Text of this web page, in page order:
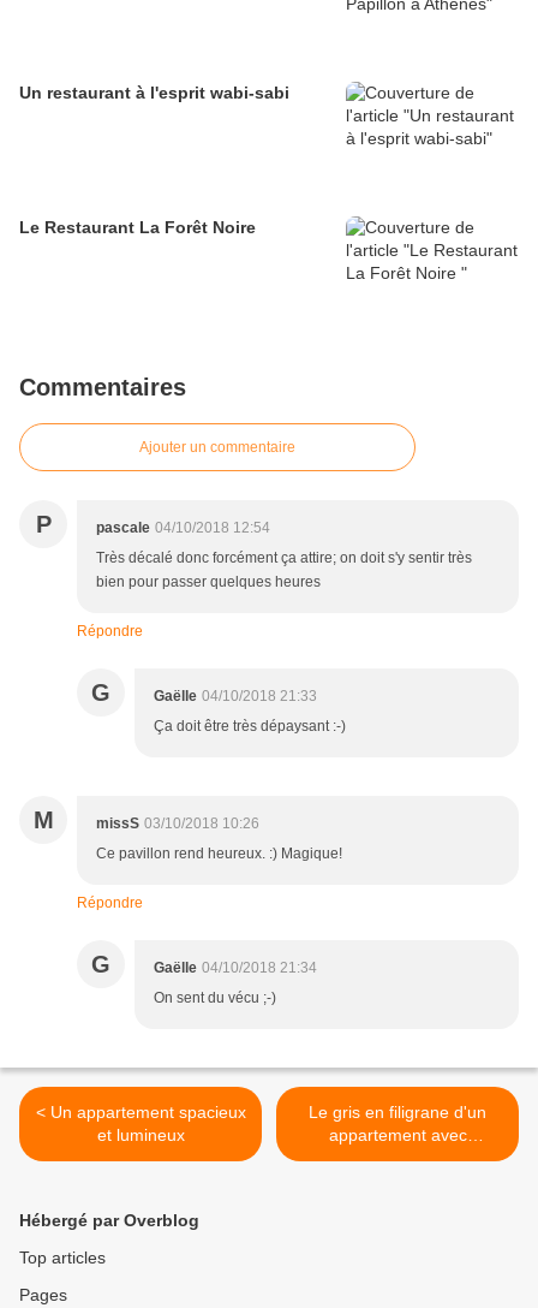
Un restaurant à l'esprit wabi-sabi
Le Restaurant La Forêt Noire
Commentaires
Ajouter un commentaire
P pascale 04/10/2018 12:54
Très décalé donc forcément ça attire; on doit s'y sentir très
bien pour passer quelques heures
Répondre
G Gaëlle 04/10/2018 21:33
Ça doit être très dépaysant :-)
M missS 03/10/2018 10:26
Ce pavillon rend heureux. :) Magique!
Répondre
G Gaëlle 04/10/2018 21:34
On sent du vécu ;-)
< Un appartement spacieux
et lumineux
Le gris en filigrane d'un
appartement avec
mezzanine et terrasse >
Hébergé par Overblog
Top articles
Pages